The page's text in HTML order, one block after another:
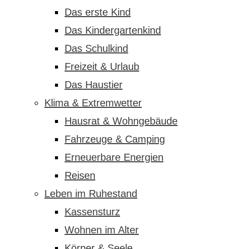
Das erste Kind
Das Kindergartenkind
Das Schulkind
Freizeit & Urlaub
Das Haustier
Klima & Extremwetter
Hausrat & Wohngebäude
Fahrzeuge & Camping
Erneuerbare Energien
Reisen
Leben im Ruhestand
Kassensturz
Wohnen im Alter